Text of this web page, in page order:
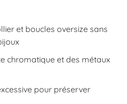
et boucles oversize sans
chromatique et des métaux
pour préserver